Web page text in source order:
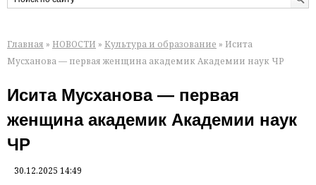
Главная » НОВОСТИ » Культура и образование » Исита
Мусханова — первая женщина академик Академии наук ЧР
Исита Мусханова — первая
женщина академик Академии наук
ЧР
30.12.2025 14:49